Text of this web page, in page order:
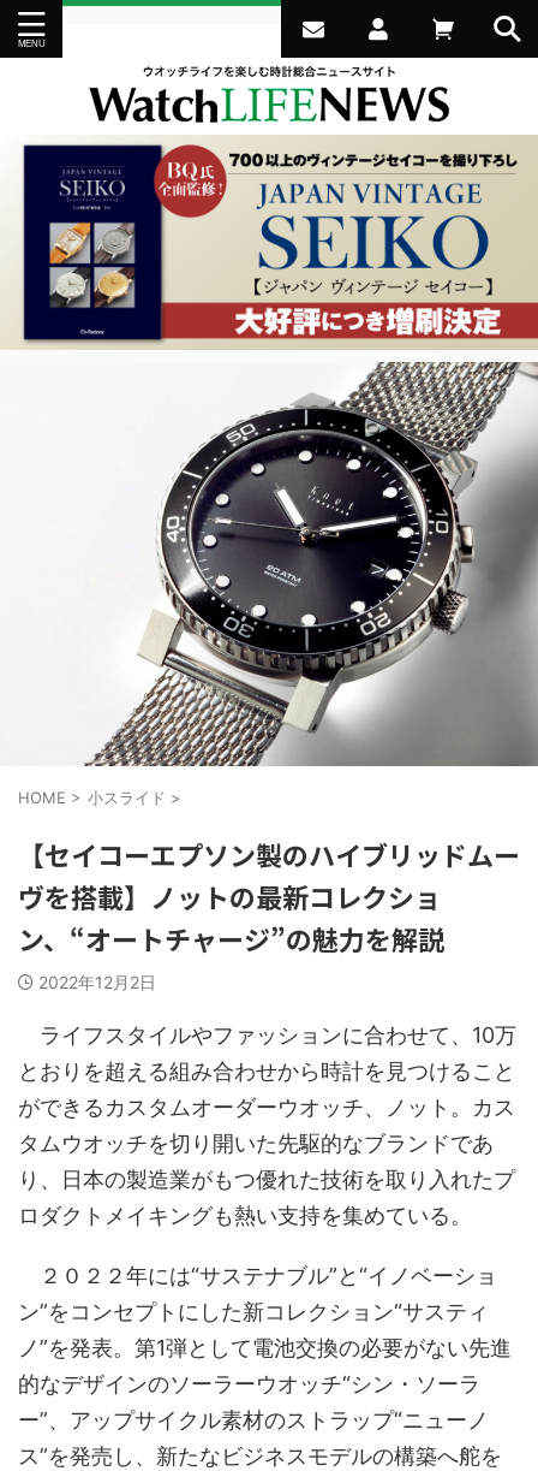
HOME > 小スライド >
【セイコーエプソン製のハイブリッドムー
ヴを搭載】ノットの最新コレクショ
ン、“オートチャージ”の魅力を解説
2022年12月2日
ライフスタイルやファッションに合わせて、10万
とおりを超える組み合わせから時計を見つけること
ができるカスタムオーダーウオッチ、ノット。カス
タムウオッチを切り開いた先駆的なブランドであ
り、日本の製造業がもつ優れた技術を取り入れたプ
ロダクトメイキングも熱い支持を集めている。
２０２２年には“サステナブル”と“イノベーショ
ン”をコンセプトにした新コレクション“サスティ
ノ”を発表。第1弾として電池交換の必要がない先進
的なデザインのソーラーウオッチ“シン・ソーラ
ー”、アップサイクル素材のストラップ“ニューノ
ス”を発売し、新たなビジネスモデルの構築へ舵を